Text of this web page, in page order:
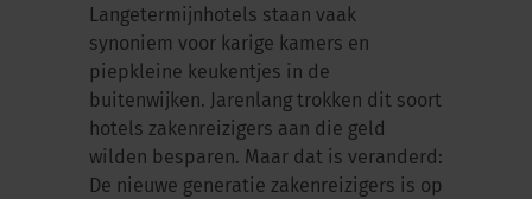
Langetermijnhotels staan vaak
synoniem voor karige kamers en
piepkleine keukentjes in de
buitenwijken. Jarenlang trokken dit soort
hotels zakenreizigers aan die geld
wilden besparen. Maar dat is veranderd:
De nieuwe generatie zakenreizigers is op